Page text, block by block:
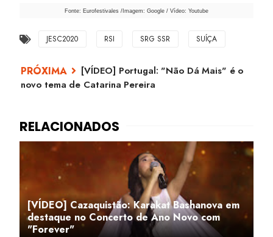
Fonte: Eurofestivales /Imagem: Google / Vídeo: Youtube
JESC2020 RSI SRG SSR SUÍÇA
[VÍDEO] Portugal: "Não Dá Mais" é o
novo tema de Catarina Pereira
[VÍDEO] Cazaquistão: Karakat Bashanova em
destaque no Concerto de Ano Novo com
"Forever"